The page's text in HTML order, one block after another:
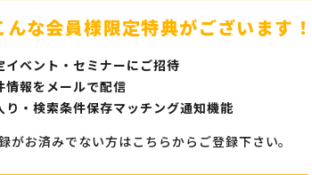
な会員様限定特典がございます！
イベント・セミナーにご招待
情報をメールで配信
り・検索条件保存マッチング通知機能
がお済みでない方はこちらからご登録下さい。